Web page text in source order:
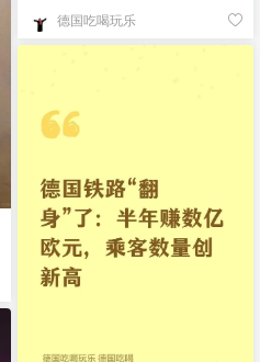
德国吃喝玩乐